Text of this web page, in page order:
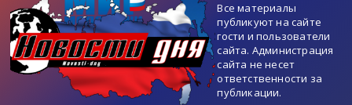
Все материалы
публикуют на сайте
гости и пользователи
сайта. Администрация
сайта не несет
ответственности за
публикации.